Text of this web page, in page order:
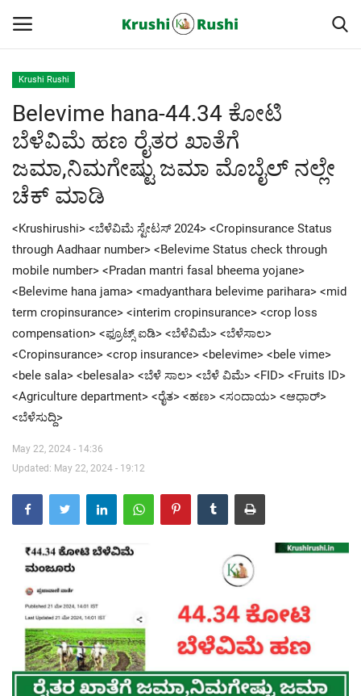
Home
Finance
Contact
ರೈತರ ಯಶೋಗಾಥೆಗಳು
Krushi Rushi
ಮುಂದಿನ 5 ದಿನಗಳ ಮಳೆ ಮಾಹಿತಿ
Gallery
Contact Us
Krushi Rushi
Belevime hana-44.34 ಕೋಟಿ
ಬೆಳೆವಿಮೆ ಹಣ ರೈತರ ಖಾತೆಗೆ
ಜಮಾ,ನಿಮಗೇಷ್ಟು ಜಮಾ ಮೊಬೈಲ್ ನಲ್ಲೇ
ಚೆಕ್ ಮಾಡಿ
<Krushirushi> <ಬೆಳೆವಿಮೆ ಸ್ಟೇಟಸ್ 2024> <Cropinsurance Status
through Aadhaar number> <Belevime Status check through
mobile number> <Pradan mantri fasal bheema yojane>
<Belevime hana jama> <madyanthara belevime parihara> <mid
term cropinsurance> <interim cropinsurance> <crop loss
compensation> <ಫ್ರೂಟ್ಸ್ ಐಡಿ> <ಬೆಳೆವಿಮೆ> <ಬೆಳೆಸಾಲ>
<Cropinsurance> <crop insurance> <belevime> <bele vime>
<bele sala> <belesala> <ಬೆಳೆ ಸಾಲ> <ಬೆಳೆ ವಿಮೆ> <FID> <Fruits ID>
<Agriculture department> <ರೈತ> <ಹಣ> <ಸಂದಾಯ> <ಆಧಾರ್>
<ಬೆಳೆಸುದ್ದಿ>
May 22, 2024 - 14:36
Updated: May 22, 2024 - 19:12